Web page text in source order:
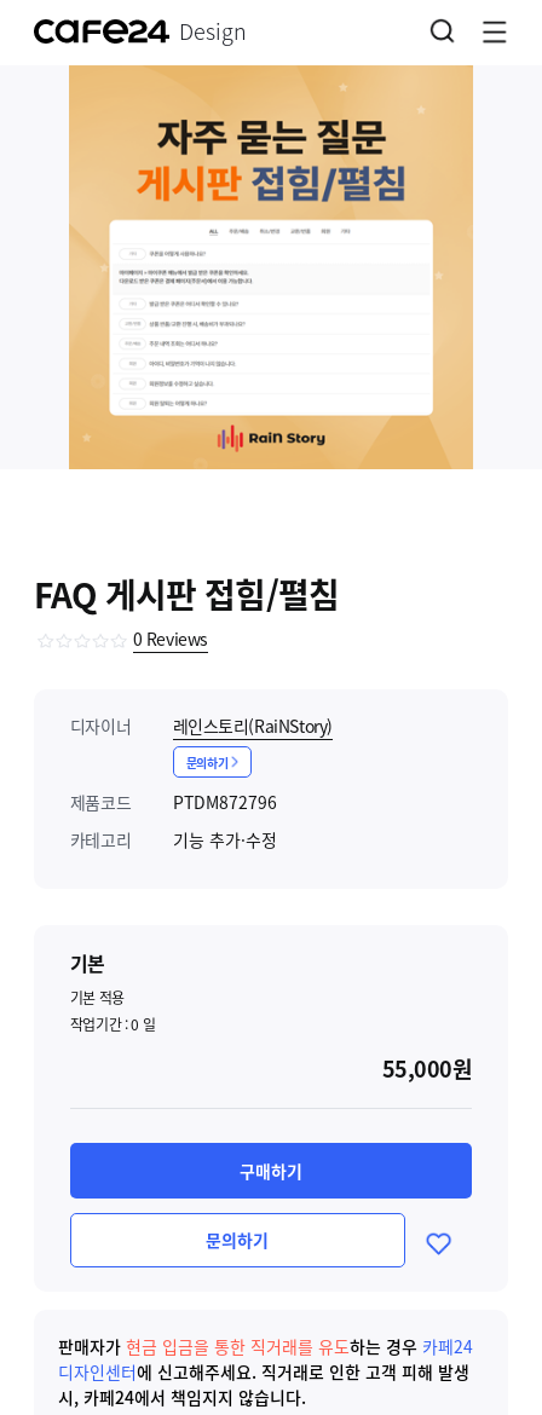
Design
FAQ 게시판 접힘/펼침
0 Reviews
디자이너 레인스토리(RaiNStory)
문의하기
제품코드
PTDM872796
카테고리
기능 추가·수정
기본
기본 적용
작업기간 :0 일
55,000원
구매하기
문의하기
판매자가 현금 입금을 통한 직거래를 유도하는 경우 카페24
디자인센터에 신고해주세요. 직거래로 인한 고객 피해 발생
시, 카페24에서 책임지지 않습니다.